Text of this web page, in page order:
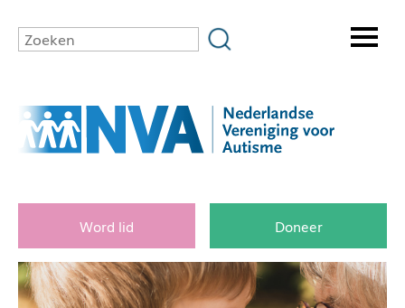
Word lid Doneer